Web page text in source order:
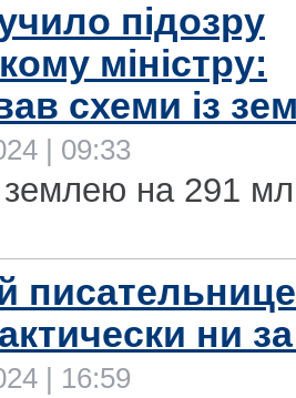
підозру
міністру:
схеми із
| 09:33
на 291
ни
| 16:59